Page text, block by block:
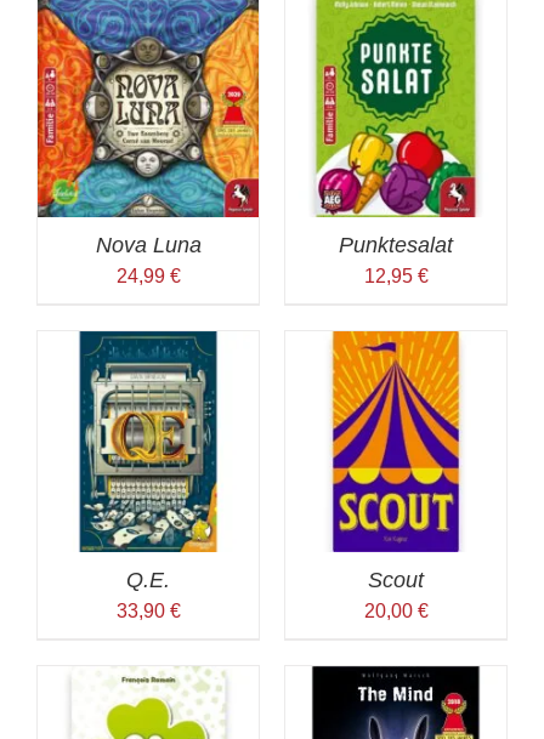
Nova Luna
24,99 €
Punktesalat
12,95 €
Q.E.
33,90 €
Scout
20,00 €